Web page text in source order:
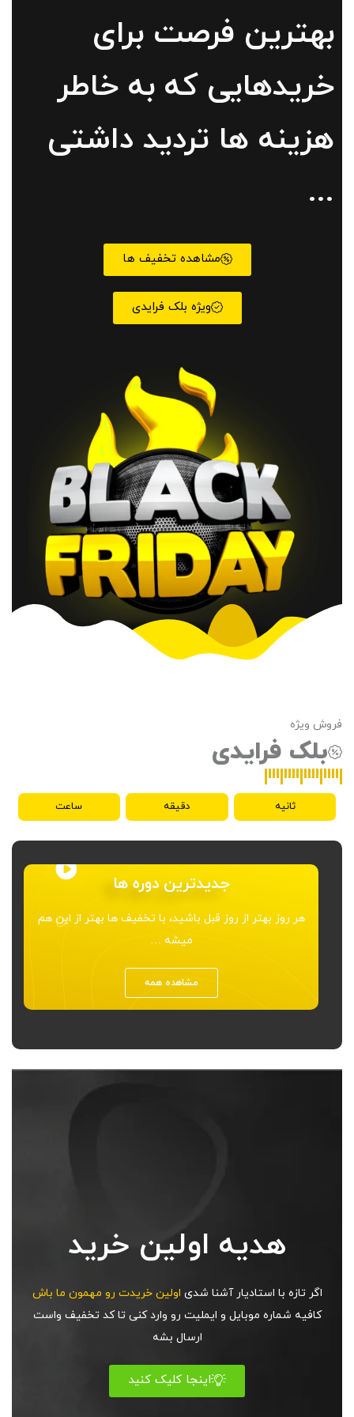
بهترین فرصت برای
خریدهایی که به خاطر
هزینه ها تردید داشتی
...
مشاهده تخفیف ها
ویژه بلک فرایدی
فروش ویژه
بلک فرایدی
ساعت دقیقه ثانیه
جدیدترین دوره ها
هر روز بهتر از روز قبل باشید، با تخفیف ها بهتر از این هم
میشه …
مشاهده همه
399,000 تومان
هدیه اولین خرید
اگر تازه با استادیار آشنا شدی اولین خریدت رو مهمون ما باش
کافیه شماره موبایل و ایملیت رو وارد کنی تا کد تخفیف واست
ارسال بشه
اینجا کلیک کنید